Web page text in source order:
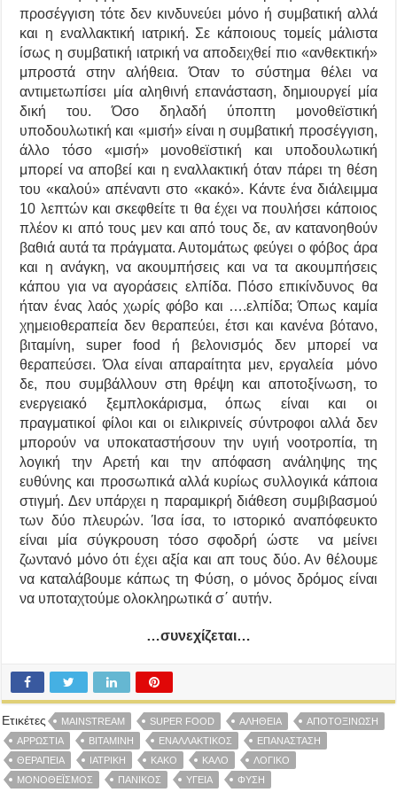
προσέγγιση τότε δεν κινδυνεύει μόνο ή συμβατική αλλά
και η εναλλακτική ιατρική. Σε κάποιους τομείς μάλιστα
ίσως η συμβατική ιατρική να αποδειχθεί πιο «ανθεκτική»
μπροστά στην αλήθεια. Όταν το σύστημα θέλει να
αντιμετωπίσει μία αληθινή επανάσταση, δημιουργεί μία
δική του. Όσο δηλαδή ύποπτη μονοθεϊστική
υποδουλωτική και «μισή» είναι η συμβατική προσέγγιση,
άλλο τόσο «μισή» μονοθεϊστική και υποδουλωτική
μπορεί να αποβεί και η εναλλακτική όταν πάρει τη θέση
του «καλού» απέναντι στο «κακό». Κάντε ένα διάλειμμα
10 λεπτών και σκεφθείτε τι θα έχει να πουλήσει κάποιος
πλέον κι από τους μεν και από τους δε, αν κατανοηθούν
βαθιά αυτά τα πράγματα. Αυτομάτως φεύγει ο φόβος άρα
και η ανάγκη, να ακουμπήσεις και να τα ακουμπήσεις
κάπου για να αγοράσεις ελπίδα. Πόσο επικίνδυνος θα
ήταν ένας λαός χωρίς φόβο και ….ελπίδα; Όπως καμία
χημειοθεραπεία δεν θεραπεύει, έτσι και κανένα βότανο,
βιταμίνη, super food ή βελονισμός δεν μπορεί να
θεραπεύσει. Όλα είναι απαραίτητα μεν, εργαλεία μόνο
δε, που συμβάλλουν στη θρέψη και αποτοξίνωση, το
ενεργειακό ξεμπλοκάρισμα, όπως είναι και οι
πραγματικοί φίλοι και οι ειλικρινείς σύντροφοι αλλά δεν
μπορούν να υποκαταστήσουν την υγιή νοοτροπία, τη
λογική την Αρετή και την απόφαση ανάληψης της
ευθύνης και προσωπικά αλλά κυρίως συλλογικά κάποια
στιγμή. Δεν υπάρχει η παραμικρή διάθεση συμβιβασμού
των δύο πλευρών. Ίσα ίσα, το ιστορικό αναπόφευκτο
είναι μία σύγκρουση τόσο σφοδρή ώστε να μείνει
ζωντανό μόνο ότι έχει αξία και απ τους δύο. Αν θέλουμε
να καταλάβουμε κάπως τη Φύση, ο μόνος δρόμος είναι
να υποταχτούμε ολοκληρωτικά σ΄ αυτήν.
…συνεχίζεται…
Ετικέτες MAINSTREAM SUPER FOOD ΑΛΉΘΕΙΑ
ΑΠΟΤΟΞΊΝΩΣΗ
ΑΡΡΏΣΤΙΑ
ΒΙΤΑΜΊΝΗ ΕΝΑΛΛΑΚΤΙΚΌΣ
ΕΠΑΝΆΣΤΑΣΗ
ΘΕΡΑΠΕΊΑ
ΙΑΤΡΙΚΗ ΚΑΚΌ ΚΑΛΌ
ΛΟΓΙΚΌ
ΜΟΝΟΘΕΪΣΜΌΣ
ΠΑΝΙΚΌΣ ΥΓΕΊΑ ΦΥΣΗ